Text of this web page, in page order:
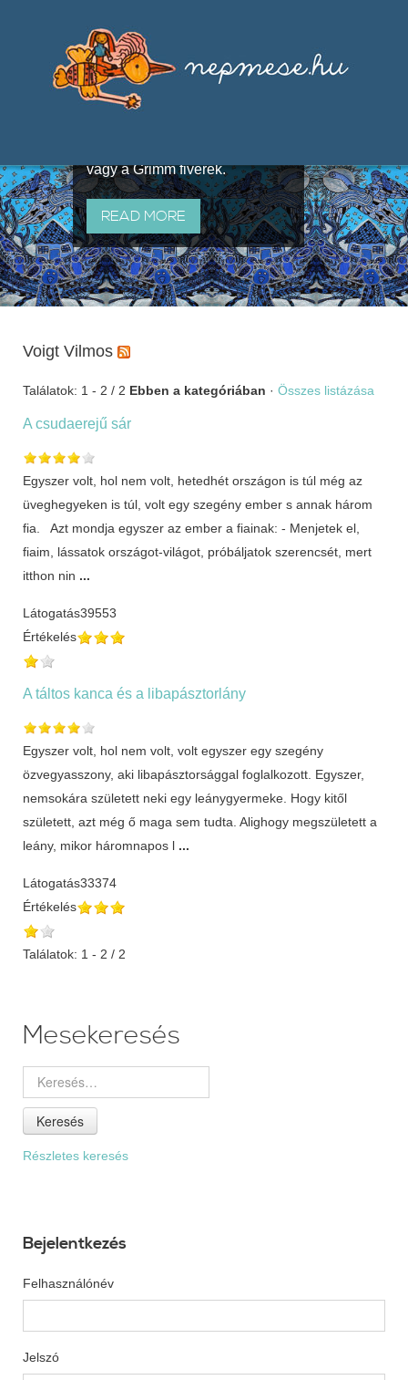
útján terjedő elbeszélésekből,
melyeket olyan ismert gyűjtők
állítottak össze, mint Benedek
vagy a Grimm fivérek.
READ MORE
Voigt Vilmos
Találatok: 1 - 2 / 2 Ebben a kategóriában · Összes listázása
A csudaerejű sár
Egyszer volt, hol nem volt, hetedhét országon is túl még az
üveghegyeken is túl, volt egy szegény ember s annak három
fia. Azt mondja egyszer az ember a fiainak: - Menjetek el,
fiaim, lássatok országot-világot, próbáljatok szerencsét, mert
itthon nin ...
Látogatás39553
Értékelés
A táltos kanca és a libapásztorlány
Egyszer volt, hol nem volt, volt egyszer egy szegény
özvegyasszony, aki libapásztorsággal foglalkozott. Egyszer,
nemsokára született neki egy leánygyermeke. Hogy kitől
született, azt még ő maga sem tudta. Alighogy megszületett a
leány, mikor háromnapos l ...
Látogatás33374
Értékelés
Találatok: 1 - 2 / 2
Mesekeresés
Keresés
Részletes keresés
Bejelentkezés
Felhasználónév
Jelszó